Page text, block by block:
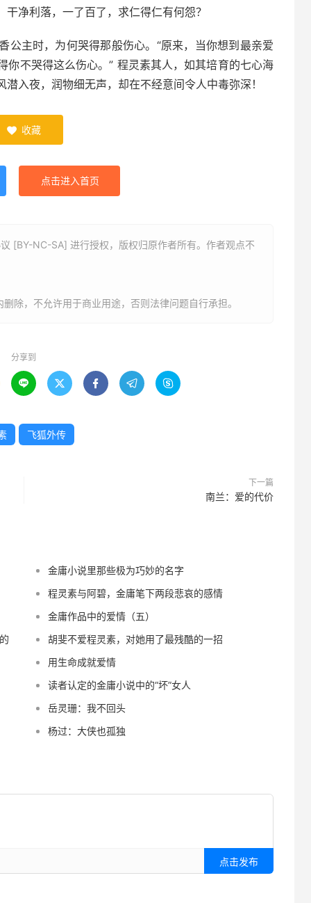
净利落，一了百了，求仁得仁有何怨？
公主时，为何哭得那般伤心。“原来，当你想到最亲爱
你不哭得这么伤心。” 程灵素其人，如其培育的七心海
入夜，润物细无声，却在不经意间令人中毒弥深！
 收藏
点击进入首页
[BY-NC-SA] 进行授权，版权归原作者所有。作者观点不
除，不允许用于商业用途，否则法律问题自行承担。
分享到
    
飞狐外传
下一篇
南兰：爱的代价
金庸小说里那些极为巧妙的名字
程灵素与阿碧，金庸笔下两段悲哀的感情
金庸作品中的爱情（五）
胡斐不爱程灵素，对她用了最残酷的一招
用生命成就爱情
读者认定的金庸小说中的“坏”女人
岳灵珊：我不回头
杨过：大侠也孤独
点击发布